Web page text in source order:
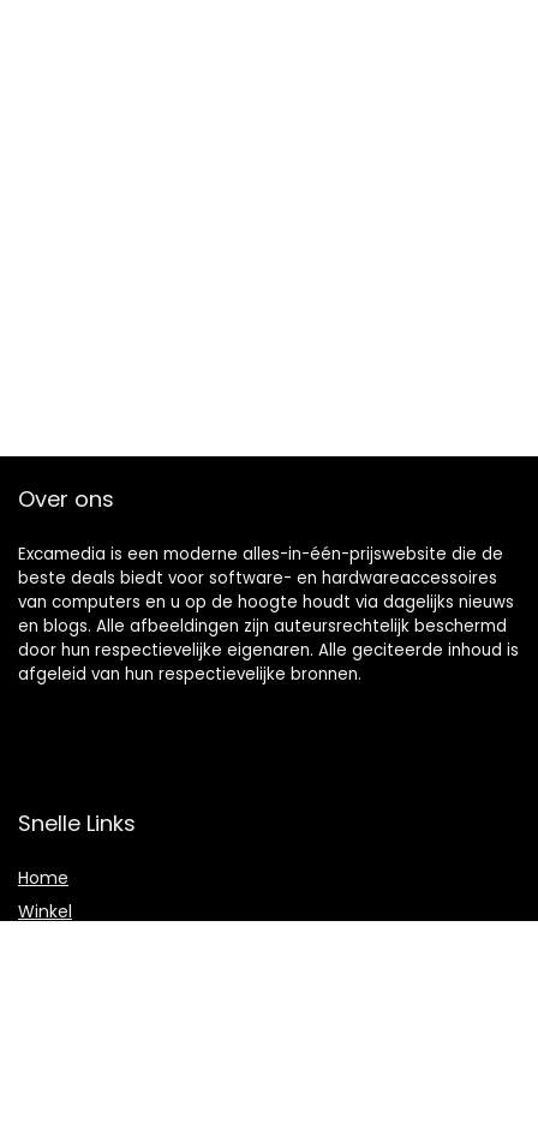
Over ons
Excamedia is een moderne alles-in-één-prijswebsite die de
beste deals biedt voor software- en hardwareaccessoires
van computers en u op de hoogte houdt via dagelijks nieuws
en blogs. Alle afbeeldingen zijn auteursrechtelijk beschermd
door hun respectievelijke eigenaren. Alle geciteerde inhoud is
afgeleid van hun respectievelijke bronnen.
Snelle Links
Home
Winkel